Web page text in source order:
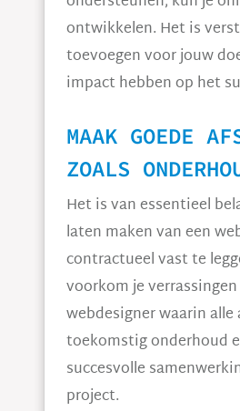
ontwikkelen. Het is
toevoegen voor jouw
impact hebben op het
MAAK GOEDE
ZOALS
Het is van essentieel
laten maken van een
contractueel vast te
voorkom je
webdesigner waarin
toekomstig onderhoud
succesvolle
project.